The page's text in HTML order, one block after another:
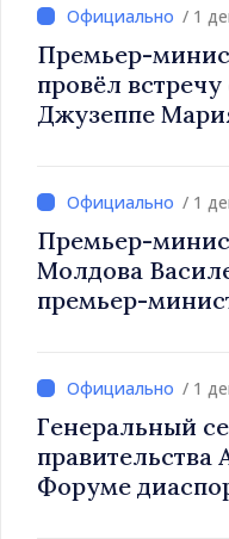
/ 1
Премьер-
провёл
Джузеппе
/ 1
Премьер-
Молдова
премьер-
/ 1
Генеральный
правительства
Форуме